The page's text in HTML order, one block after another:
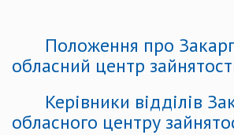
Положення про
обласний центр
Керівники відділів
обласного центру